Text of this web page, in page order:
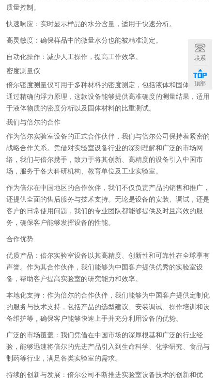
质量控制。
快速响应：实时显示样品的水分含量，适用于快速分析。
高灵敏度：确保样品中的微量水分也能被精准测定。
自动化操作：减少人工操作，提高工作效率。
密度测量仪
倍尔密度测量仪可用于多种材料的密度测定，包括液体和固体样品。
通过精确的浮力原理，这款设备能够提供高准确度的测量结果，适用
于液体物质的密度分析以及固体材料的比重测试。
我们与倍尔的合作
作为倍尔实验室设备的正式合作伙伴，我们与倍尔公司保持着紧密的
战略合作关系。凭借对实验室设备行业的深刻理解和广泛的市场网
络，我们与倍尔携手，致力于将其创新、高精度的设备引入中国市
场，服务于各大科研机构、教育单位及工业实验室。
作为倍尔在中国地区的合作伙伴，我们不仅负责产品的销售和推广，
还提供全面的售后服务与技术支持。无论是设备的安装、调试，还是
客户的日常使用问题，我们的专业团队都能够提供及时且高效的服
务，确保客户能够发挥设备的性能。
合作优势
优质产品：倍尔实验室设备以其高精度、创新性和可靠性在全球享有
声誉。作为其合作伙伴，我们能够为中国客户提供优秀的实验室设
备，帮助客户提高实验室的研究能力和效率。
本地化支持：作为倍尔的合作伙伴，我们能够为中国客户提供定制化
的服务与技术支持，包括产品的选型建议、安装调试、操作培训和设
备维护等，确保客户能够快速上手并充分利用设备的优势。
广泛的市场覆盖：我们凭借在中国市场的深厚根基和广泛的行业经
验，能够迅速将倍尔的先进产品引入到生命科学、化学研究、食品与
制药等行业，满足各类实验室的需求。
持续的创新与发展：倍尔公司不断推进实验室设备技术的创新和优
联系
顶部